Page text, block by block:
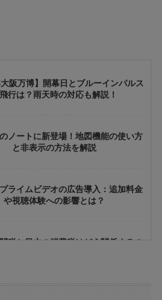
大阪万博】開幕日とブルーインパルス
行は？雨天時の対応も解説！
ノートに新登場！地図機能の使い方
と非表示の方法を解説
ライムビデオの広告導入：追加料金
や視聴体験への影響とは？
税と日本の消費税はどう関係するの